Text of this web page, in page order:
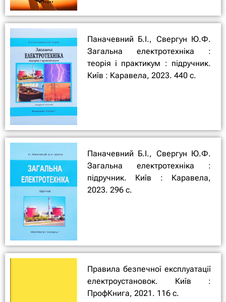
Паначевний Б.І., Свергун Ю.Ф.
Загальна електротехніка :
теорія і практикум : підручник.
Київ : Каравела, 2023. 440 с.
Паначевний Б.І., Свергун Ю.Ф.
Загальна електротехніка :
підручник. Київ : Каравела,
2023. 296 с.
Правила безпечної експлуатації
електроустановок. Київ :
ПрофКнига, 2021. 116 с.